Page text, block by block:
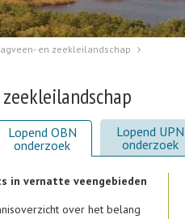
en zeekleilandschap
Lopend OBN
onderzoek
Lopend UPN
onderzoek
in vernatte veengebieden
over het belang